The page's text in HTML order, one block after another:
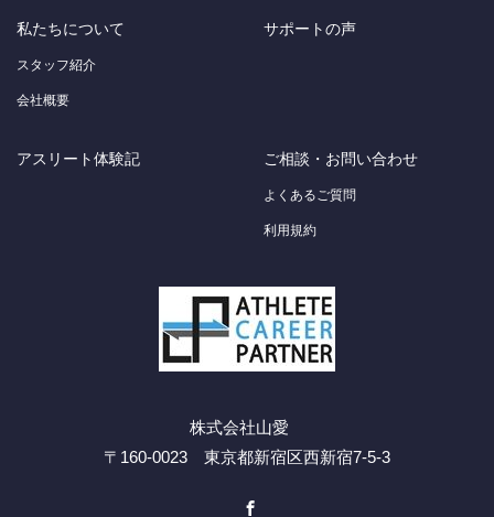
私たちについて
スタッフ紹介
会社概要
サポートの声
アスリート体験記 ご相談・お問い合わせ
よくあるご質問
利用規約
株式会社山愛
〒160-0023 東京都新宿区西新宿7-5-3